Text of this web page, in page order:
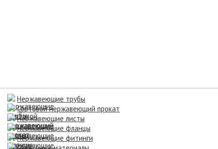
Нержавеющие трубы
Сортовой нержавеющий прокат
Нержавеющие листы
Нержавеющие фланцы
Нержавеющие фитинги